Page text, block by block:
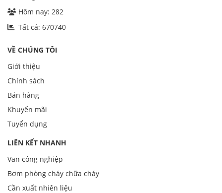
Hôm nay: 282
Tất cả: 670740
VỀ CHÚNG TÔI
Giới thiệu
Chính sách
Bán hàng
Khuyến mãi
Tuyển dụng
LIÊN KẾT NHANH
Van công nghiệp
Bơm phòng cháy chữa cháy
Cần xuất nhiên liệu